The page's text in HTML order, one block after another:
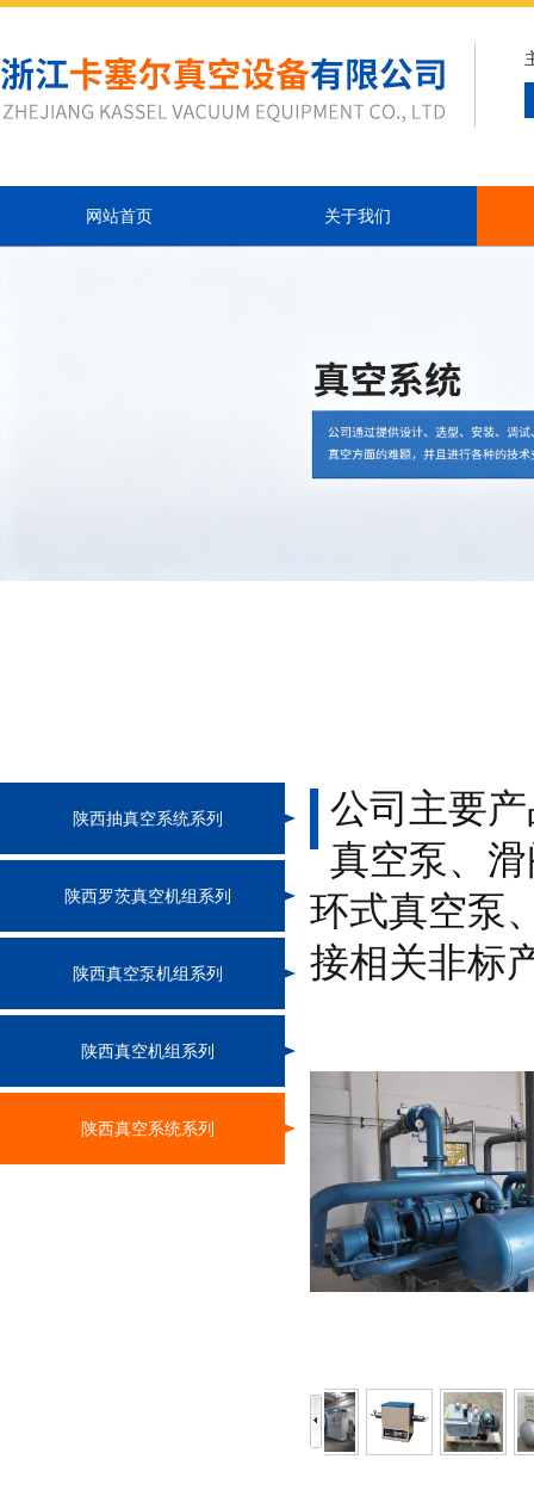
网站首页 关于我们
陕西抽真空系统系列
陕西罗茨真空机组系列
陕西真空泵机组系列
陕西真空机组系列
陕西真空系统系列
公司主要
真空泵、
环式真空泵
接相关非标